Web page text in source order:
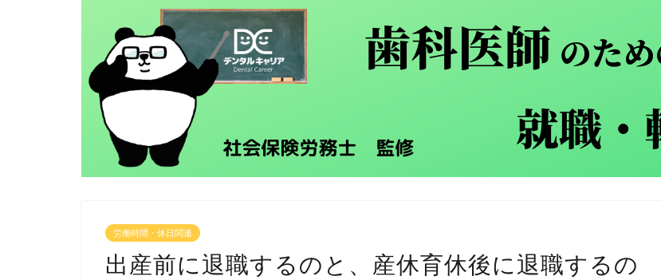
労働時間・休日関連
出産前に退職するのと、産休育休後に退職するの